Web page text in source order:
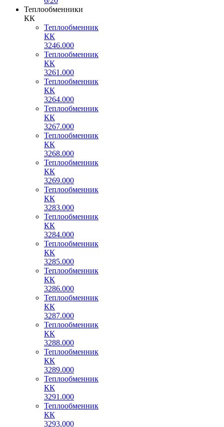
Теплообменники
КК
Теплообменник
КК
3246.000
Теплообменник
КК
3261.000
Теплообменник
КК
3264.000
Теплообменник
КК
3267.000
Теплообменник
КК
3268.000
Теплообменник
КК
3269.000
Теплообменник
КК
3283.000
Теплообменник
КК
3284.000
Теплообменник
КК
3285.000
Теплообменник
КК
3286.000
Теплообменник
КК
3287.000
Теплообменник
КК
3288.000
Теплообменник
КК
3289.000
Теплообменник
КК
3291.000
Теплообменник
КК
3293.000